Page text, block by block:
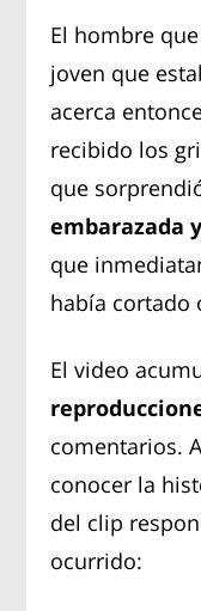
El hombre
joven que
acerca
recibido los
que
embarazada
que
había cortado
El video
comentarios.
conocer la
del clip
ocurrido: